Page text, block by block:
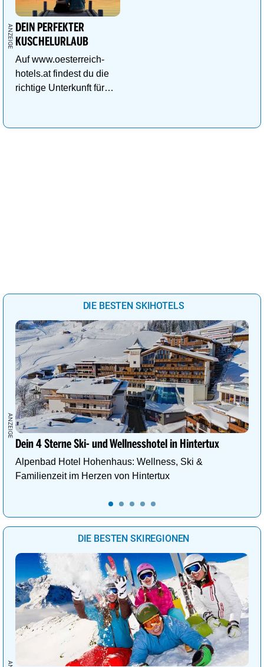
DEIN PERFEKTER
KUSCHELURLAUB
Auf www.oesterreich-
hotels.at findest du die
richtige Unterkunft für
DIE BESTEN SKIHOTELS
Dein 4 Sterne Ski- und Wellnesshotel in Hintertux
Alpenbad Hotel Hohenhaus: Wellness, Ski &
Familienzeit im Herzen von Hintertux
DIE BESTEN SKIREGIONEN